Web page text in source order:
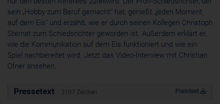
sein „Hobby zum Beruf gemacht“ hat, genießt „jeden Moment
auf dem Eis“ und erzählt, wie er durch seinen Kollegen Christoph
Sternat zum Schiedsrichter geworden ist. Außerdem erklärt er,
wie die Kommunikation auf dem Eis funktioniert und wie ein
Spiel nachbereitet wird. Jetzt das Video-Interview mit Christian
Ofner ansehen.
Pressetext 3107 Zeichen Plaintext
Cookie
ahoy_*
powrio.com
https://www.powr.io/privacy
Cookies der eingeblendeten sozialen Medien werden gesetzt